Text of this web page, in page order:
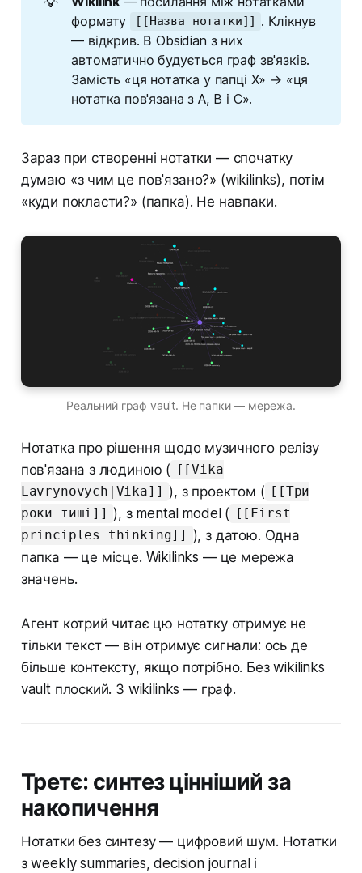
формату
[[Назва нотатки]]
. Клікнув
— відкрив. В Obsidian з них
автоматично будується граф зв'язків.
Замість «ця нотатка у папці X» → «ця
нотатка пов'язана з A, B і C».
Зараз при створенні нотатки — спочатку
думаю «з чим це пов'язано?» (wikilinks), потім
«куди покласти?» (папка). Не навпаки.
Реальний граф vault. Не папки — мережа.
Нотатка про рішення щодо музичного релізу
пов'язана з людиною (
[[Vika
Lavrynovych|Vika]] ), з проектом (
[[Три
роки тиші]] ), з mental model (
[[First
principles thinking]]
), з датою. Одна
папка — це місце. Wikilinks — це мережа
значень.
Агент котрий читає цю нотатку отримує не
тільки текст — він отримує сигнали: ось де
більше контексту, якщо потрібно. Без wikilinks
vault плоский. З wikilinks — граф.
Третє: синтез цінніший за
накопичення
Нотатки без синтезу — цифровий шум. Нотатки
з weekly summaries, decision journal і